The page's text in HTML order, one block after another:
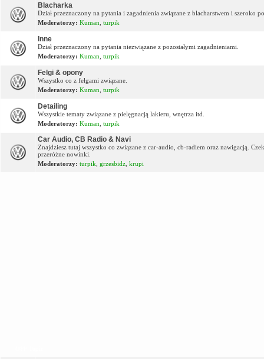
Blacharka
Dział przeznaczony na pytania i zagadnienia związane z blacharstwem i szeroko
Moderatorzy: Kuman turpik
Inne
Dział przeznaczony na pytania niezwiązane z pozostałymi zagadnieniami.
Moderatorzy: Kuman turpik
Felgi & opony
Wszystko co z felgami związane.
Moderatorzy: Kuman turpik
Detailing
Wszystkie tematy związane z pielęgnacją lakieru, wnętrza itd.
Moderatorzy: Kuman turpik
Car Audio, CB Radio & Navi
Znajdziesz tutaj wszystko co związane z car-audio, cb-radiem oraz nawigacją.
przeróżne nowinki.
Moderatorzy: turpik grzesbidz krupi